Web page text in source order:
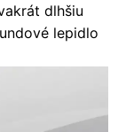
dlhšiu
lepidlo